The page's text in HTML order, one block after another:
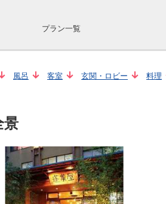
プラン一覧
風呂 客室 玄関・ロビー 料理
景